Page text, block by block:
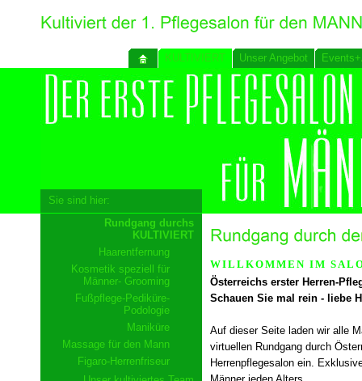
KULTIVIERT Unser Angebot
Sie sind hier:
Rundgang durchs
KULTIVIERT
Haarentfernung
Kosmetik speziell für
Männer- Grooming
Fußpflege-Pediküre-
Podologie
Maniküre
Massage für den Mann
Figaro-Herrenfriseur
WILLKOMMEN IM
Österreichs erster Herren-
Schauen Sie mal rein - liebe
Auf dieser Seite laden wir alle
virtuellen Rundgang durch
Herrenpflegesalon ein.